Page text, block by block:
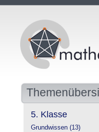
5. Klasse
Grundwissen (13)